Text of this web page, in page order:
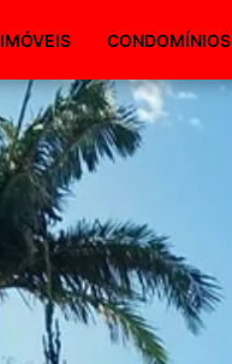
IMÓVEIS CONDOMÍNIOS